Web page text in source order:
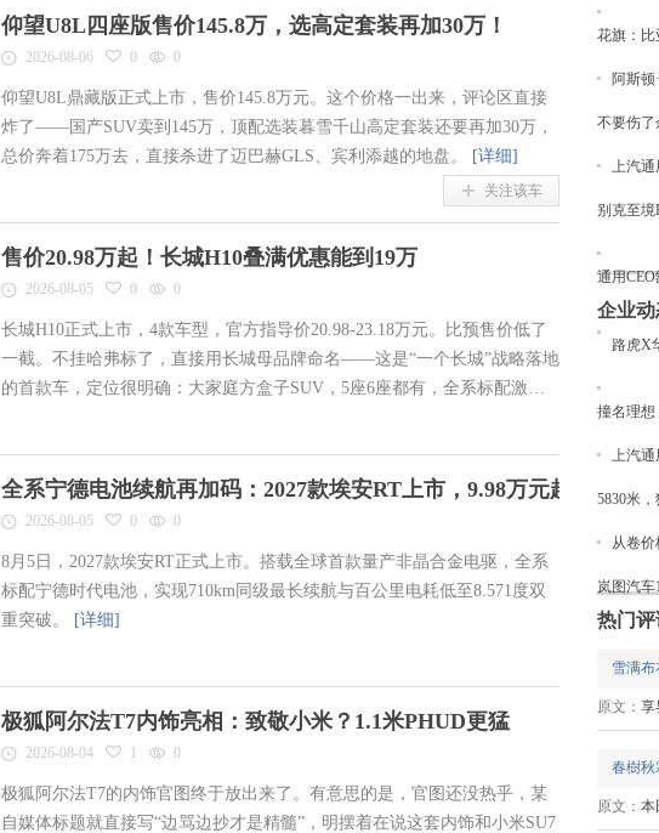
仰望U8L四座版售价145.8万，选高定套装再加30万！
2026-08-06 0 0
仰望U8L鼎藏版正式上市，售价145.8万元。这个价格一出来，评论区直接
炸了——国产SUV卖到145万，顶配选装暮雪千山高定套装还要再加30万，
总价奔着175万去，直接杀进了迈巴赫GLS、宾利添越的地盘。
[详细]
关注该车
售价20.98万起！长城H10叠满优惠能到19万
2026-08-05 0 0
长城H10正式上市，4款车型，官方指导价20.98-23.18万元。比预售价低了
一截。不挂哈弗标了，直接用长城母品牌命名——这是“一个长城”战略落地
的首款车，定位很明确：大家庭方盒子SUV，5座6座都有，全系标配激光
全系宁德电池续航再加码：2027款埃安RT上市，9.98万元起
2026-08-05 0 0
8月5日，2027款埃安RT正式上市。搭载全球首款量产非晶合金电驱，全系
标配宁德时代电池，实现710km同级最长续航与百公里电耗低至8.571度双
重突破。
[详细]
极狐阿尔法T7内饰亮相：致敬小米？1.1米PHUD更猛
2026-08-04 1 0
极狐阿尔法T7的内饰官图终于放出来了。有意思的是，官图还没热乎，某
自媒体标题就直接写“边骂边抄才是精髓”，明摆着在说这套内饰和小米SU7
花旗：比
阿斯
不要伤了
上汽通
别克至境
通用
企业动
路虎X
撞名理想
上汽通
5830米
从卷
岚图汽车
热门评
雪满布
原文： 享
春樹秋
原文： 本